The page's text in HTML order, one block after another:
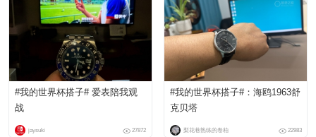
#我的世界杯搭子# 爱表陪我观
战
jaysuki 27872
#我的世界杯搭子#：海鸥1963舒
克贝塔
梨花巷熟练的卷柏 22983